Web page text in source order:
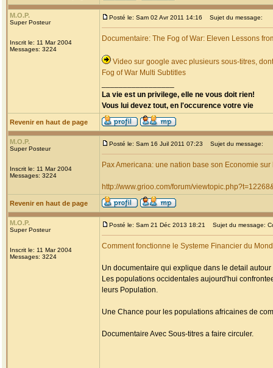
M.O.P.
Super Posteur
Inscrit le: 11 Mar 2004
Messages: 3224
Posté le: Sam 02 Avr 2011 14:16 Sujet du message:
Documentaire: The Fog of War: Eleven Lessons
Video sur google avec plusieurs sous-titres,
Fog of War Multi Subtitles
La vie est un privilege, elle ne vous doit rien!
Vous lui devez tout, en l'occurence votre vie
Revenir en haut de page
M.O.P.
Super Posteur
Inscrit le: 11 Mar 2004
Messages: 3224
Posté le: Sam 16 Juil 2011 07:23 Sujet du message:
Pax Americana: une nation base son Economie sur
http://www.grioo.com/forum/
Revenir en haut de page
M.O.P.
Super Posteur
Inscrit le: 11 Mar 2004
Messages: 3224
Posté le: Sam 21 Déc 2013 18:21 Sujet du message:
Comment fonctionne le Systeme Financier du
Un documentaire qui explique dans le detail
Les populations occidentales aujourd'hui
leurs Population.
Une Chance pour les populations africaines de
Documentaire Avec Sous-titres a faire circuler.